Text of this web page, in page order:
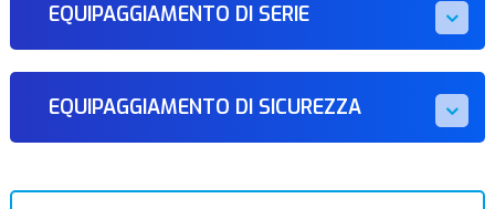
EQUIPAGGIAMENTO DI SERIE
EQUIPAGGIAMENTO DI SICUREZZA